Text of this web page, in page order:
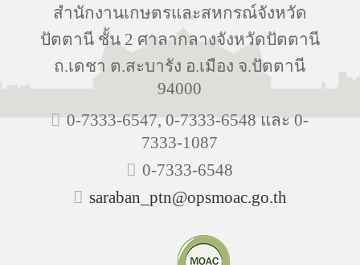
สำนักงานเกษตรและสหกรณ์จังหวัด
ปัตตานี ชั้น 2 ศาลากลางจังหวัดปัตตานี
ถ.เดชา ต.สะบารัง อ.เมือง จ.ปัตตานี
94000
0-7333-6547, 0-7333-6548 และ 0-
7333-1087
0-7333-6548
saraban_ptn@opsmoac.go.th